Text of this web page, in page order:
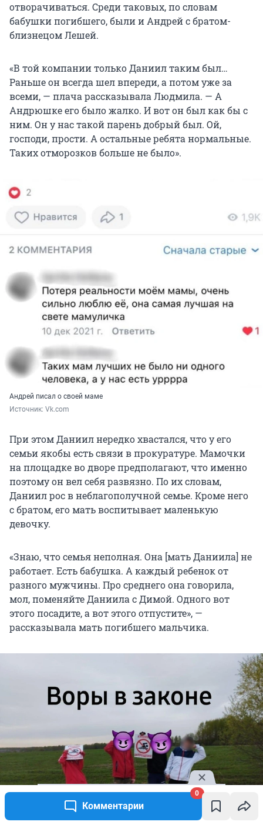
Комментарии
0
отворачиваться. Среди таковых, по словам
бабушки погибшего, были и Андрей с братом-
близнецом Лешей.
«В той компании только Даниил таким был…
Раньше он всегда шел впереди, а потом уже за
всеми, — плача рассказывала Людмила. — А
Андрюшке его было жалко. И вот он был как бы с
ним. Он у нас такой парень добрый был. Ой,
господи, прости. А остальные ребята нормальные.
Таких отморозков больше не было».
Андрей писал о своей маме
Источник: Vk.com
При этом Даниил нередко хвастался, что у его
семьи якобы есть связи в прокуратуре. Мамочки
на площадке во дворе предполагают, что именно
поэтому он вел себя развязно. По их словам,
Даниил рос в неблагополучной семье. Кроме него
с братом, его мать воспитывает маленькую
девочку.
«Знаю, что семья неполная. Она [мать Даниила] не
работает. Есть бабушка. А каждый ребенок от
разного мужчины. Про среднего она говорила,
мол, поменяйте Даниила с Димой. Одного вот
этого посадите, а вот этого отпустите», —
рассказывала мать погибшего мальчика.